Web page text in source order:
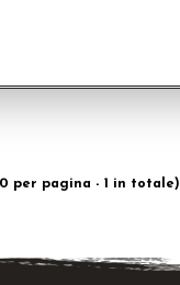
per pagina - 1 in totale)